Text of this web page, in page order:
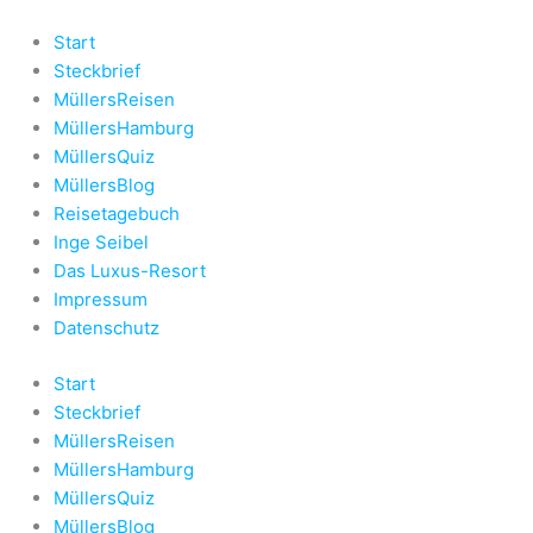
Inhalt
springen
Start
Steckbrief
MüllersReisen
MüllersHamburg
MüllersQuiz
MüllersBlog
Reisetagebuch
Inge Seibel
Das Luxus-Resort
Impressum
Datenschutz
Start
Steckbrief
MüllersReisen
MüllersHamburg
MüllersQuiz
MüllersBlog